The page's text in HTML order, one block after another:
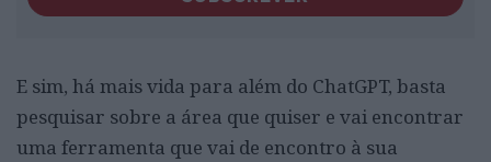
E sim, há mais vida para além do ChatGPT, basta
pesquisar sobre a área que quiser e vai encontrar
uma ferramenta que vai de encontro à sua